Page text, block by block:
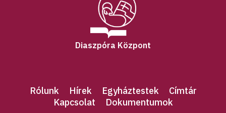
Diaszpóra Központ
Rólunk Hírek Egyháztestek
Címtár
Kapcsolat
Dokumentumok